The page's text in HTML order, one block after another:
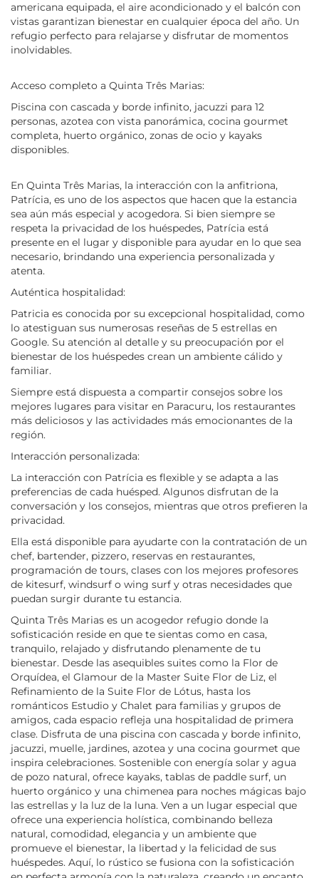
americana equipada, el aire acondicionado y el balcón con
vistas garantizan bienestar en cualquier época del año. Un
refugio perfecto para relajarse y disfrutar de momentos
inolvidables.
Acceso completo a Quinta Três Marias:
Piscina con cascada y borde infinito, jacuzzi para 12
personas, azotea con vista panorámica, cocina gourmet
completa, huerto orgánico, zonas de ocio y kayaks
disponibles.
En Quinta Três Marias, la interacción con la anfitriona,
Patrícia, es uno de los aspectos que hacen que la estancia
sea aún más especial y acogedora. Si bien siempre se
respeta la privacidad de los huéspedes, Patrícia está
presente en el lugar y disponible para ayudar en lo que sea
necesario, brindando una experiencia personalizada y
atenta.
Auténtica hospitalidad:
Patricia es conocida por su excepcional hospitalidad, como
lo atestiguan sus numerosas reseñas de 5 estrellas en
Google. Su atención al detalle y su preocupación por el
bienestar de los huéspedes crean un ambiente cálido y
familiar.
Siempre está dispuesta a compartir consejos sobre los
mejores lugares para visitar en Paracuru, los restaurantes
más deliciosos y las actividades más emocionantes de la
región.
Interacción personalizada:
La interacción con Patrícia es flexible y se adapta a las
preferencias de cada huésped. Algunos disfrutan de la
conversación y los consejos, mientras que otros prefieren la
privacidad.
Ella está disponible para ayudarte con la contratación de un
chef, bartender, pizzero, reservas en restaurantes,
programación de tours, clases con los mejores profesores
de kitesurf, windsurf o wing surf y otras necesidades que
puedan surgir durante tu estancia.
Quinta Três Marias es un acogedor refugio donde la
sofisticación reside en que te sientas como en casa,
tranquilo, relajado y disfrutando plenamente de tu
bienestar. Desde las asequibles suites como la Flor de
Orquídea, el Glamour de la Master Suite Flor de Liz, el
Refinamiento de la Suite Flor de Lótus, hasta los
románticos Estudio y Chalet para familias y grupos de
amigos, cada espacio refleja una hospitalidad de primera
clase. Disfruta de una piscina con cascada y borde infinito,
jacuzzi, muelle, jardines, azotea y una cocina gourmet que
inspira celebraciones. Sostenible con energía solar y agua
de pozo natural, ofrece kayaks, tablas de paddle surf, un
huerto orgánico y una chimenea para noches mágicas bajo
las estrellas y la luz de la luna. Ven a un lugar especial que
ofrece una experiencia holística, combinando belleza
natural, comodidad, elegancia y un ambiente que
promueve el bienestar, la libertad y la felicidad de sus
huéspedes. Aquí, lo rústico se fusiona con la sofisticación